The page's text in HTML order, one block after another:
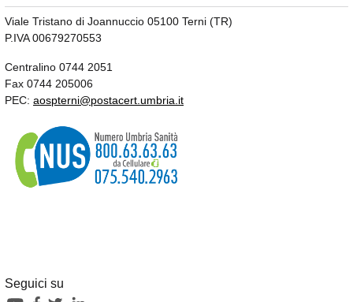
Viale Tristano di Joannuccio 05100 Terni (TR)
P.IVA 00679270553
Centralino 0744 2051
Fax 0744 205006
PEC: aospterni@postacert.umbria.it
Seguici su